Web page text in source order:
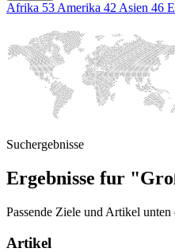
Afrika 53Amerika 42Asien 46
Suchergebnisse
Ergebnisse fur
Passende Ziele und Artikel unten
Artikel